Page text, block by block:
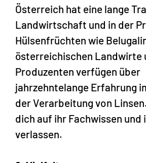
Österreich hat eine lange
Landwirtschaft und in der
Hülsenfrüchten wie
österreichischen Landwirte
Produzenten verfügen über
jahrzehntelange Erfahrung
der Verarbeitung von
dich auf ihr Fachwissen
verlassen.